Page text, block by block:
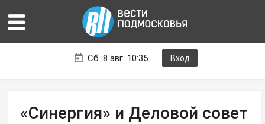
Сб. 8 авг. 10:35 Вход
«Синергия» и Деловой совет